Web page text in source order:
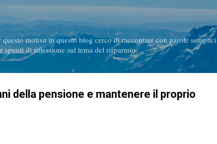
motivo in questo blog cerco di raccontare con parole semplici
di riflessione sul tema del risparmio.
della pensione e mantenere il proprio